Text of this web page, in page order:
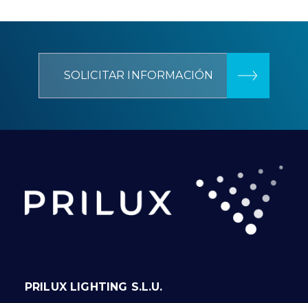
SOLICITAR INFORMACIÓN
PRILUX LIGHTING S.L.U.